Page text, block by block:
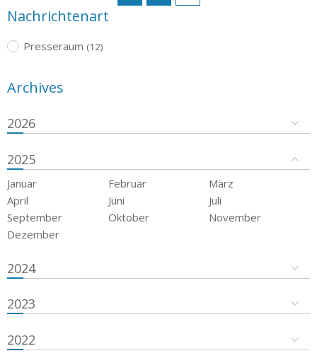
Nachrichtenart
Presseraum (12)
Archives
2026
2025
Januar Februar
März
April
Juni
Juli
September
Oktober
November
Dezember
2024
2023
2022